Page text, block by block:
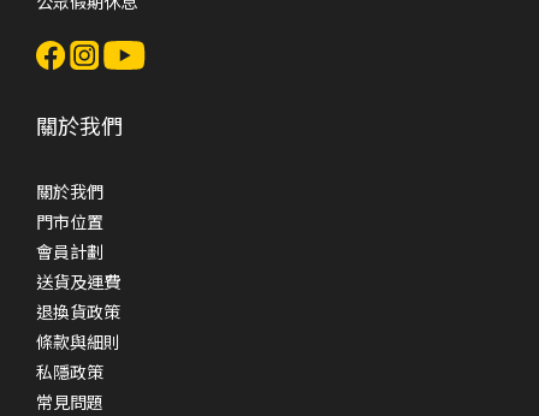
關於我們
關於我們
門市位置
會員計劃
送貨及運費
退換貨政策
條款與細則
私隱政策
常見問題